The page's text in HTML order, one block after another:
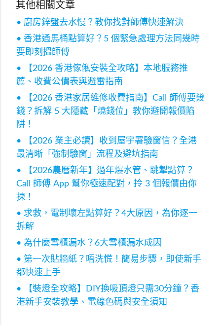
其他相關文章
• 廚房鋅盤去水慢？教你找對師傅快速解決
• 香港通馬桶點算好？5 個緊急處理方法同幾時
要即刻搵師傅
• 【2026 香港傢俬安裝全攻略】本地服務推
薦、收費公價表與避雷指南
• 【2026 香港家居維修收費指南】Call 師傅要幾
錢？拆解 5 大隱藏「燒錢位」教你避開報價陷
阱！
• 【2026 業主必讀】收到屋宇署驗窗信？全港
最清晰「強制驗窗」流程及避坑指南
• 【2026農曆新年】過年爆水管、跳掣點算？
Call 師傅 App 幫你極速配對，拎 3 個報價由你
揀！
• 求救，電制壞左點算好？4大原因，為你逐一
拆解
• 為什麼雪櫃漏水？6大雪櫃漏水成因
• 第一次貼牆紙？唔洗慌！簡易步驟，即使新手
都快速上手
• 【裝燈全攻略】DIY換吸頂燈只需30分鐘？香
港新手安裝教學、電線色碼與安全須知